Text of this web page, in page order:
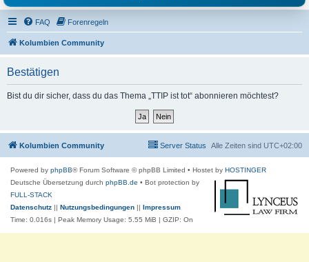
FAQ Forenregeln
Kolumbien Community
Bestätigen
Bist du dir sicher, dass du das Thema „TTIP ist tot“ abonnieren möchtest?
Kolumbien Community Alle Zeiten sind UTC+02:00
Server Status
Powered by phpBB® Forum Software © phpBB Limited • Hostet by HOSTINGER
Deutsche Übersetzung durch phpBB.de • Bot protection by
FULL-STACK
Datenschutz
Nutzungsbedingungen
Impressum
Time: 0.016s | Peak Memory Usage: 5.55 MiB | GZIP: On